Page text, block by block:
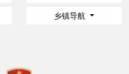
乡镇导航